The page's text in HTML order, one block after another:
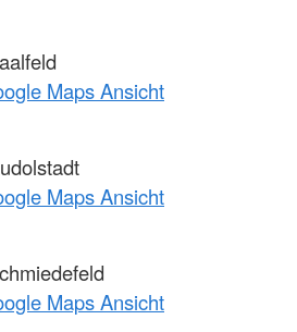
Maps Ansicht
Maps Ansicht
Maps Ansicht